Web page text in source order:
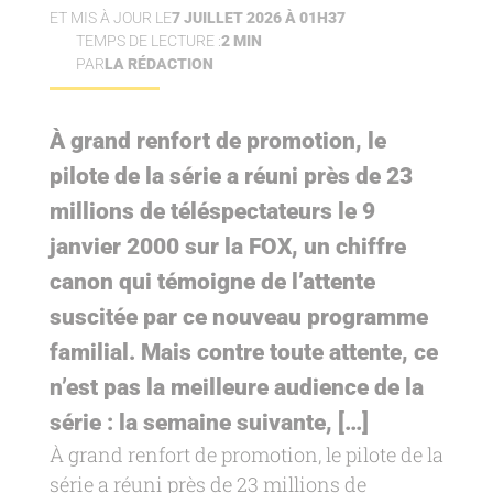
ET MIS À JOUR LE7 JUILLET 2026 À 01H37
TEMPS DE LECTURE :2 MIN
PARLA RÉDACTION
À grand renfort de promotion, le
pilote de la série a réuni près de 23
millions de téléspectateurs le 9
janvier 2000 sur la FOX, un chiffre
canon qui témoigne de l’attente
suscitée par ce nouveau programme
familial. Mais contre toute attente, ce
n’est pas la meilleure audience de la
série : la semaine suivante, […]
À grand renfort de promotion, le pilote de la
série a réuni près de 23 millions de